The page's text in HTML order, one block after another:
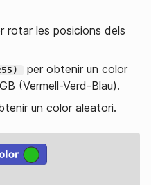
rotar les posicions dels
per obtenir un color
(Vermell-Verd-Blau).
un color aleatori.